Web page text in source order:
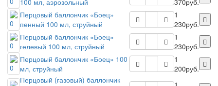
100 мл, аэрозольный
370руб.
Перцовый баллончик «Боец»
пенный 100 мл, струйный
1
230руб.
Перцовый баллончик «Боец»
гелевый 100 мл, струйный
1
230руб.
Перцовый баллончик «Боец» 100
мл, струйный
1
200руб.
Перцовый (газовый) баллончик